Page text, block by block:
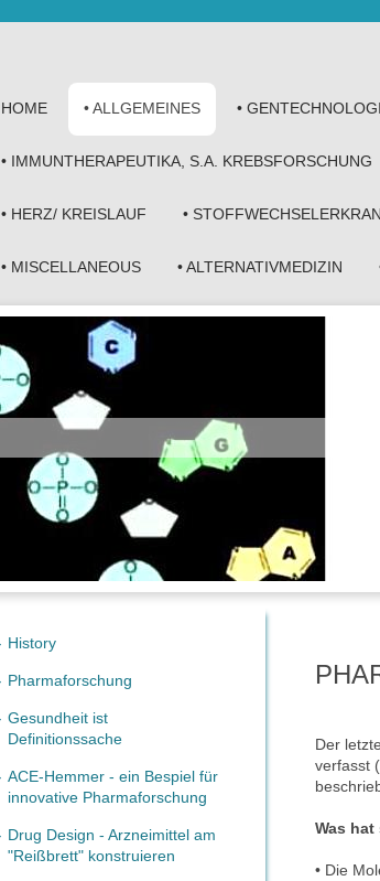
HOME • ALLGEMEINES •
• IMMUNTHERAPEUTIKA, S.A. KREBSFORSCHUNG
• HERZ/ KREISLAUF •
• MISCELLANEOUS • ALTERNATIVMEDIZIN
Der
verfasst
Was
• Die
History
Pharmaforschung
Gesundheit ist
Definitionssache
ACE-Hemmer - ein Bespiel für
innovative Pharmaforschung
Drug Design - Arzneimittel am
"Reißbrett" konstruieren